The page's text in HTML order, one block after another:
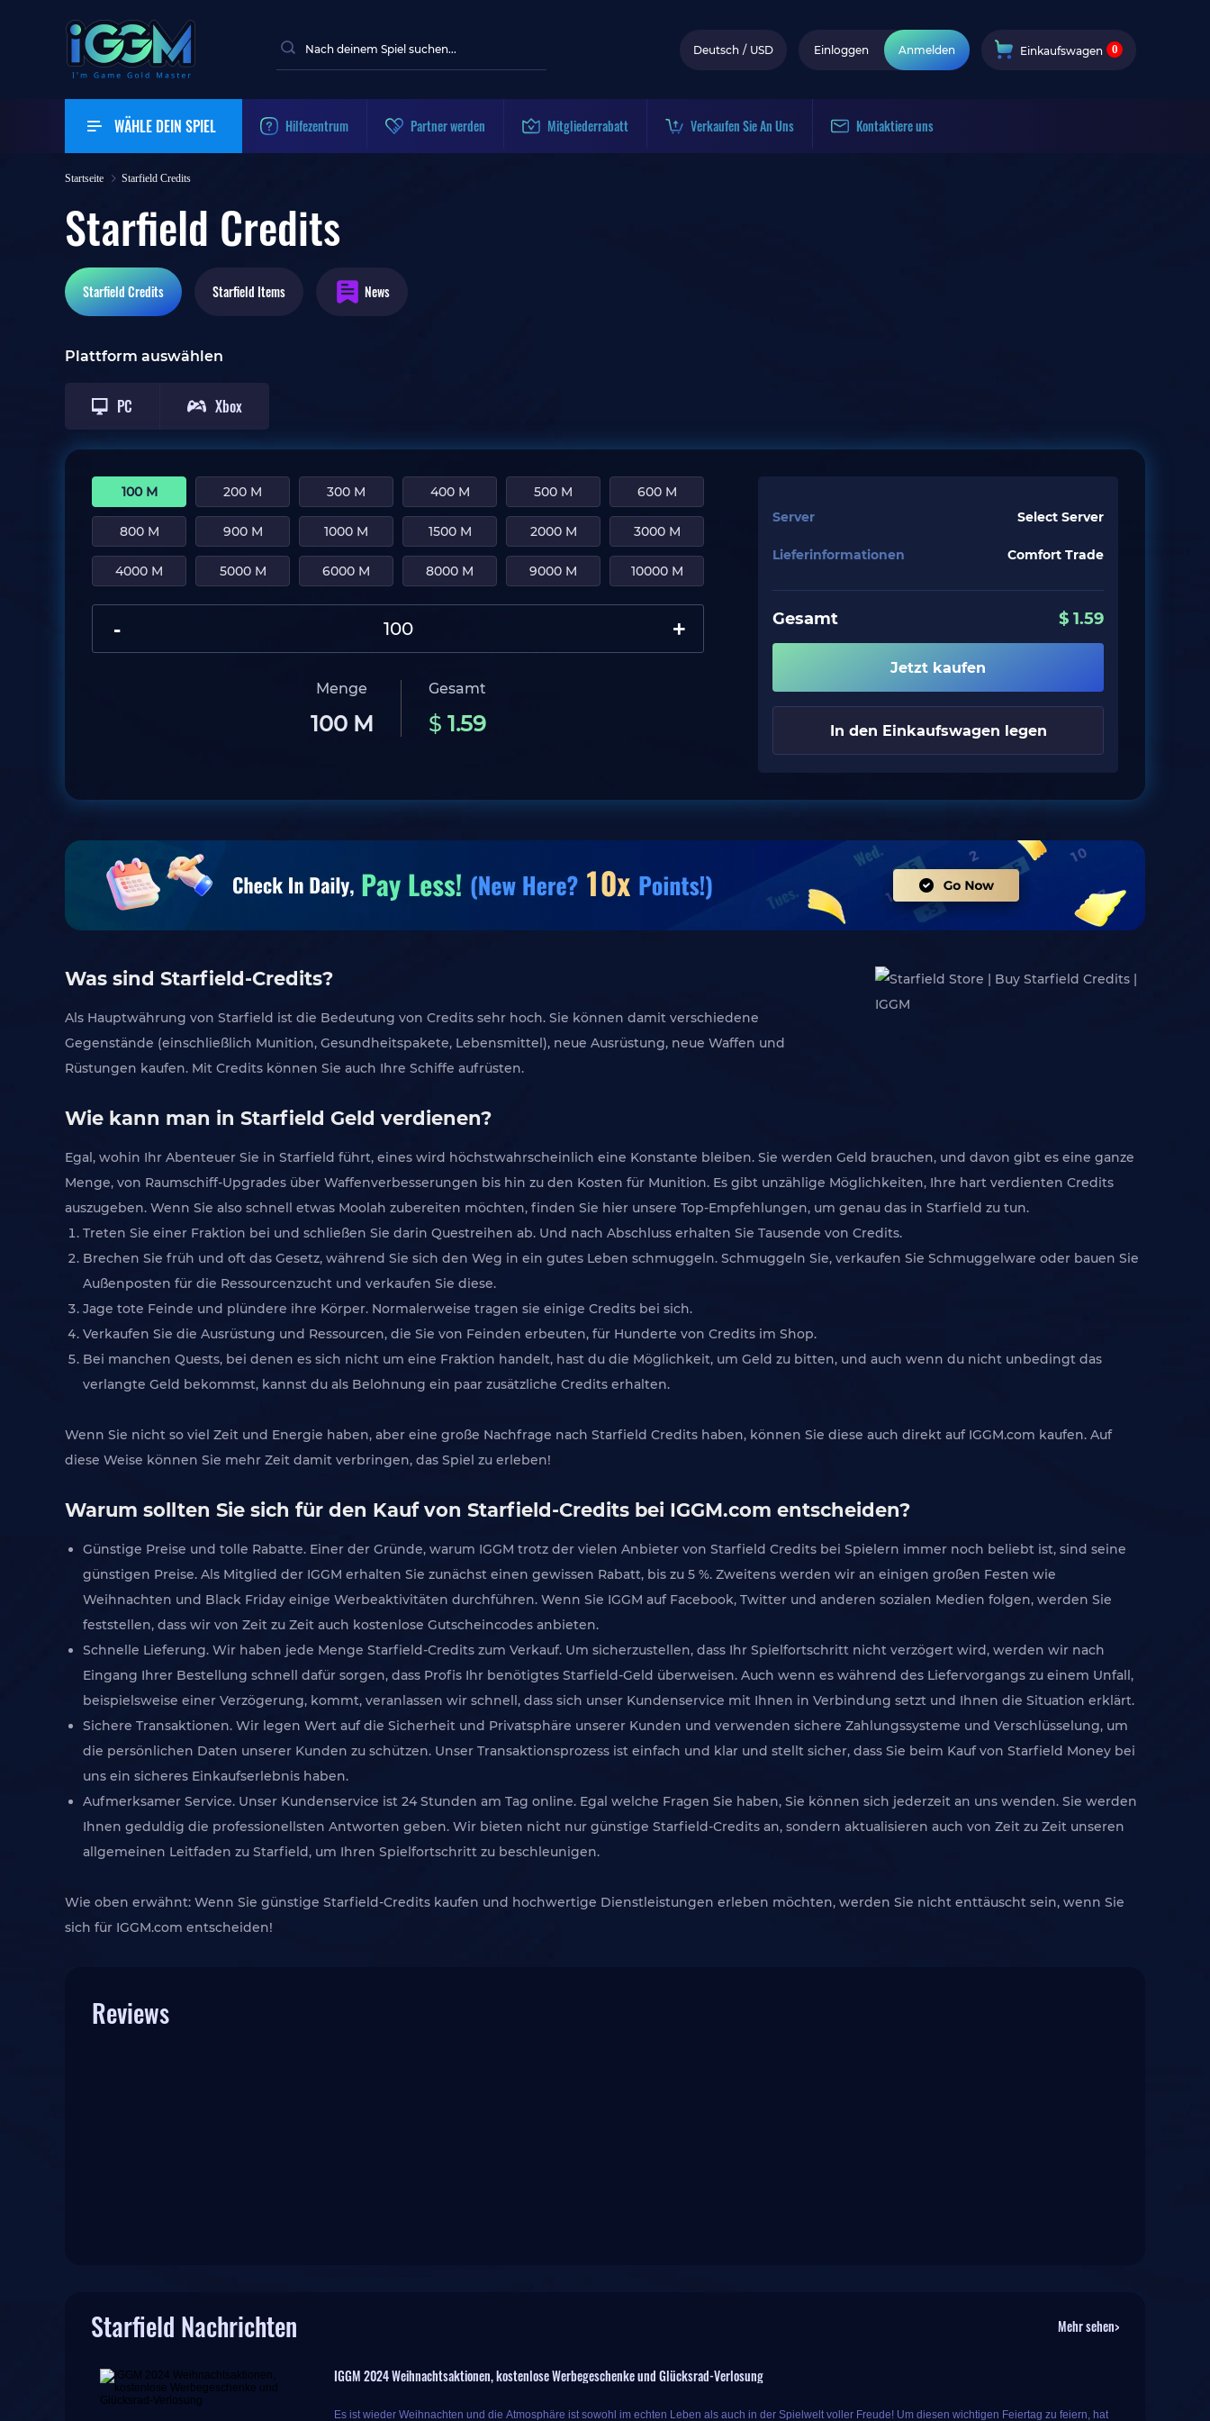
Deutsch / USD Einloggen Anmelden Einkaufswagen 0
WÄHLE DEIN SPIEL Hilfezentrum Partner werden Mitgliederrabatt Verkaufen Sie An Uns Kontaktiere uns
Startseite Starfield Credits
Starfield Credits
StarfieldCredits Starfield Items News
Plattform auswählen
PC Xbox
100 M 200 M 300 M 400 M 500 M 600 M
800 M 900 M 1000 M 1500 M 2000 M 3000 M
4000 M 5000 M 6000 M 8000 M 9000 M 10000 M
- +
Menge
100 M
Gesamt
$ 1.59
Server Select Server
Lieferinformationen Comfort Trade
Gesamt $ 1.59
Jetzt kaufen
In den Einkaufswagen legen
Was sind Starfield-Credits?
Als Hauptwährung von Starfield ist die Bedeutung von Credits sehr hoch. Sie können damit verschiedene
Gegenstände (einschließlich Munition, Gesundheitspakete, Lebensmittel), neue Ausrüstung, neue Waffen und
Rüstungen kaufen. Mit Credits können Sie auch Ihre Schiffe aufrüsten.
Wie kann man in Starfield Geld verdienen?
Egal, wohin Ihr Abenteuer Sie in Starfield führt, eines wird höchstwahrscheinlich eine Konstante bleiben. Sie werden Geld brauchen, und davon gibt es eine ganze
Menge, von Raumschiff-Upgrades über Waffenverbesserungen bis hin zu den Kosten für Munition. Es gibt unzählige Möglichkeiten, Ihre hart verdienten Credits
auszugeben. Wenn Sie also schnell etwas Moolah zubereiten möchten, finden Sie hier unsere Top-Empfehlungen, um genau das in Starfield zu tun.
Treten Sie einer Fraktion bei und schließen Sie darin Questreihen ab. Und nach Abschluss erhalten Sie Tausende von Credits.
Brechen Sie früh und oft das Gesetz, während Sie sich den Weg in ein gutes Leben schmuggeln. Schmuggeln Sie, verkaufen Sie Schmuggelware oder bauen Sie
Außenposten für die Ressourcenzucht und verkaufen Sie diese.
Jage tote Feinde und plündere ihre Körper. Normalerweise tragen sie einige Credits bei sich.
Verkaufen Sie die Ausrüstung und Ressourcen, die Sie von Feinden erbeuten, für Hunderte von Credits im Shop.
Bei manchen Quests, bei denen es sich nicht um eine Fraktion handelt, hast du die Möglichkeit, um Geld zu bitten, und auch wenn du nicht unbedingt das
verlangte Geld bekommst, kannst du als Belohnung ein paar zusätzliche Credits erhalten.
Wenn Sie nicht so viel Zeit und Energie haben, aber eine große Nachfrage nach Starfield Credits haben, können Sie diese auch direkt auf IGGM.com kaufen. Auf
diese Weise können Sie mehr Zeit damit verbringen, das Spiel zu erleben!
Warum sollten Sie sich für den Kauf von Starfield-Credits bei IGGM.com entscheiden?
Günstige Preise und tolle Rabatte. Einer der Gründe, warum IGGM trotz der vielen Anbieter von Starfield Credits bei Spielern immer noch beliebt ist, sind seine
günstigen Preise. Als Mitglied der IGGM erhalten Sie zunächst einen gewissen Rabatt, bis zu 5 %. Zweitens werden wir an einigen großen Festen wie
Weihnachten und Black Friday einige Werbeaktivitäten durchführen. Wenn Sie IGGM auf Facebook, Twitter und anderen sozialen Medien folgen, werden Sie
feststellen, dass wir von Zeit zu Zeit auch kostenlose Gutscheincodes anbieten.
Schnelle Lieferung. Wir haben jede Menge Starfield-Credits zum Verkauf. Um sicherzustellen, dass Ihr Spielfortschritt nicht verzögert wird, werden wir nach
Eingang Ihrer Bestellung schnell dafür sorgen, dass Profis Ihr benötigtes Starfield-Geld überweisen. Auch wenn es während des Liefervorgangs zu einem Unfall,
beispielsweise einer Verzögerung, kommt, veranlassen wir schnell, dass sich unser Kundenservice mit Ihnen in Verbindung setzt und Ihnen die Situation erklärt.
Sichere Transaktionen. Wir legen Wert auf die Sicherheit und Privatsphäre unserer Kunden und verwenden sichere Zahlungssysteme und Verschlüsselung, um
die persönlichen Daten unserer Kunden zu schützen. Unser Transaktionsprozess ist einfach und klar und stellt sicher, dass Sie beim Kauf von Starfield Money bei
uns ein sicheres Einkaufserlebnis haben.
Aufmerksamer Service. Unser Kundenservice ist 24 Stunden am Tag online. Egal welche Fragen Sie haben, Sie können sich jederzeit an uns wenden. Sie werden
Ihnen geduldig die professionellsten Antworten geben. Wir bieten nicht nur günstige Starfield-Credits an, sondern aktualisieren auch von Zeit zu Zeit unseren
allgemeinen Leitfaden zu Starfield, um Ihren Spielfortschritt zu beschleunigen.
Wie oben erwähnt: Wenn Sie günstige Starfield-Credits kaufen und hochwertige Dienstleistungen erleben möchten, werden Sie nicht enttäuscht sein, wenn Sie
sich für IGGM.com entscheiden!
Reviews
Starfield Nachrichten Mehr sehen>
IGGM 2024 Weihnachtsaktionen, kostenlose Werbegeschenke und Glücksrad-Verlosung
Es ist wieder Weihnachten und die Atmosphäre ist sowohl im echten Leben als auch in der Spielwelt voller Freude! Um diesen wichtigen Feiertag zu feiern, hat